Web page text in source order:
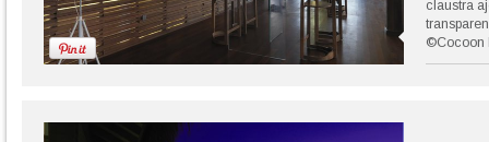
claustra
©Cocoon